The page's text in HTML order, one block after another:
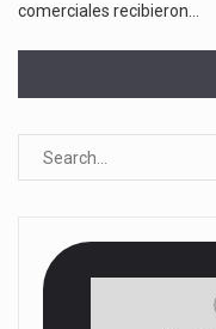
comerciales recibieron…